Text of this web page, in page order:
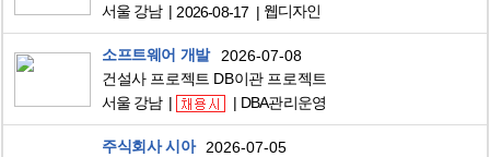
서울 강남
2026-08-17 웹디자인
소프트웨어 개발
2026-07-08
건설사 프로젝트 DB이관 프로젝트
서울 강남
DBA관리운영
주식회사 시아
2026-07-05